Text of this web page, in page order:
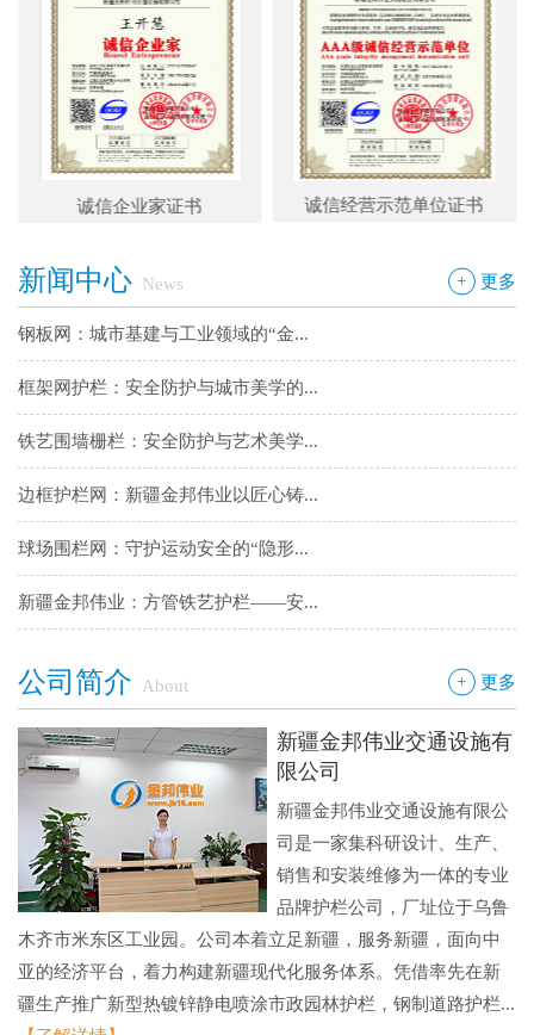
诚信企业家证书 诚信经营示范单位证书
+ 更多
新闻中心 News
框架网护栏：安全防护与城市美学的...
铁艺围墙栅栏：安全防护与艺术美学...
边框护栏网：新疆金邦伟业以匠心铸...
球场围栏网：守护运动安全的“隐形...
新疆金邦伟业道路隔离栅：以创新工...
钢板网：城市基建与工业领域的“金...
框架网护栏：安全防护与城市美学的...
铁艺围墙栅栏：安全防护与艺术美学...
边框护栏网：新疆金邦伟业以匠心铸...
球场围栏网：守护运动安全的“隐形...
新疆金邦伟业：方管铁艺护栏——安...
钢板网：城市基建与工业领域的“金...
+ 更多
公司简介 About
新疆金邦伟业交通设施有
限公司
新疆金邦伟业交通设施有限公
司是一家集科研设计、生产、
销售和安装维修为一体的专业
品牌护栏公司，厂址位于乌鲁
木齐市米东区工业园。公司本着立足新疆，服务新疆，面向中
亚的经济平台，着力构建新疆现代化服务体系。凭借率先在新
疆生产推广新型热镀锌静电喷涂市政园林护栏，钢制道路护栏...